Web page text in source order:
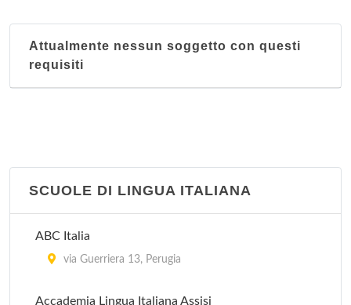
Biblioteca Comunale
Biblioteca Comunale
Attualmente nessun soggetto con questi
requisiti
SCUOLE DI LINGUA ITALIANA
ABC Italia
via Guerriera 13, Perugia
Accademia Lingua Italiana Assisi